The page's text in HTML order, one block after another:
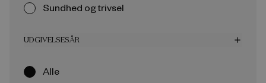
Sundhed og trivsel
UDGIVELSESÅR add
Alle